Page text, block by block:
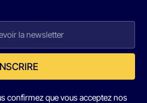
confirmez que vous acceptez nos